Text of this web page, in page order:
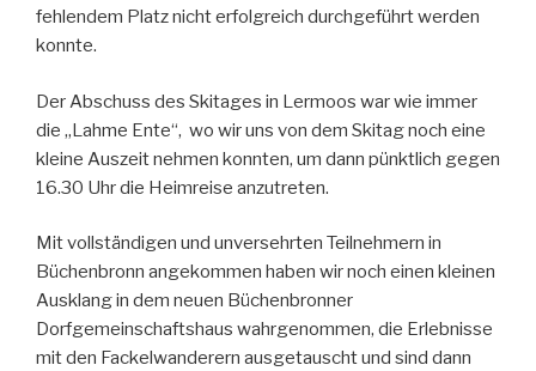
fehlendem Platz nicht erfolgreich durchgeführt werden
konnte.
Der Abschuss des Skitages in Lermoos war wie immer
die „Lahme Ente“, wo wir uns von dem Skitag noch eine
kleine Auszeit nehmen konnten, um dann pünktlich gegen
16.30 Uhr die Heimreise anzutreten.
Mit vollständigen und unversehrten Teilnehmern in
Büchenbronn angekommen haben wir noch einen kleinen
Ausklang in dem neuen Büchenbronner
Dorfgemeinschaftshaus wahrgenommen, die Erlebnisse
mit den Fackelwanderern ausgetauscht und sind dann